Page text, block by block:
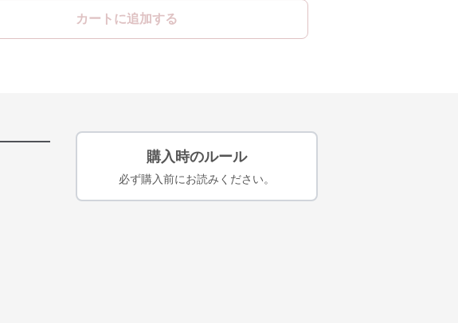
カートに追加する
購入時のルール
必ず購入前にお読みください。